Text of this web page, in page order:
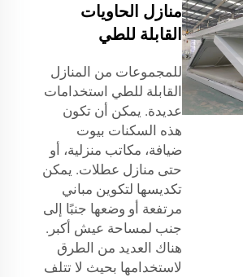
منازل الحاويات
القابلة للطي
للمجموعات من المنازل
القابلة للطي استخدامات
عديدة. يمكن أن تكون
هذه السكنات بيوت
ضيافة، مكاتب منزلية، أو
حتى منازل عطلات. يمكن
تكديسها لتكوين مباني
مرتفعة أو وضعها جنبًا إلى
جنب لمساحة عيش أكبر.
هناك العديد من الطرق
لاستخدامها بحيث لا تتلف